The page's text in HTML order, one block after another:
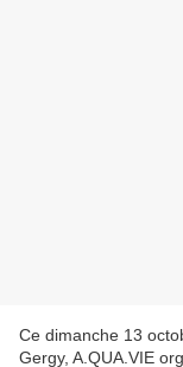
Ce dimanche 13
Gergy, A.QUA.VIE